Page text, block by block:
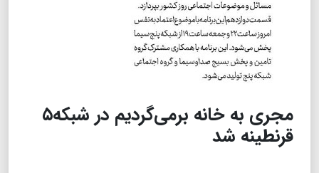
مجری به خانه برمی‌گردیم در شبکه۵
قرنطینه شد